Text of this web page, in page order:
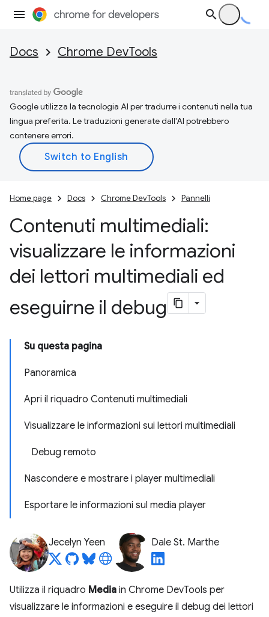
Docs Chrome DevTools
Google utilizza la tecnologia AI per tradurre i contenuti nella tua
lingua preferita. Le traduzioni generate dall'AI potrebbero
contenere errori.
Home page Docs Chrome DevTools Pannelli
Contenuti multimediali:
visualizzare le informazioni
dei lettori multimediali ed
eseguirne il debug
Su questa pagina
Panoramica
Apri il riquadro Contenuti multimediali
Visualizzare le informazioni sui lettori multimediali
Debug remoto
Nascondere e mostrare i player multimediali
Esportare le informazioni sul media player
Jecelyn Yeen Dale St. Marthe
Utilizza il riquadro Media in Chrome DevTools per
visualizzare le informazioni e eseguire il debug dei lettori